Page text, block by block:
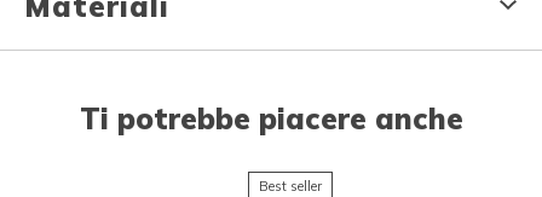
Ti potrebbe piacere anche
Best seller